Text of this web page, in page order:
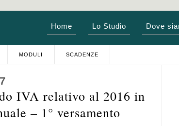
Home Lo Studio Dove
MODULI SCADENZE
IVA relativo al 2016 in
– 1° versamento